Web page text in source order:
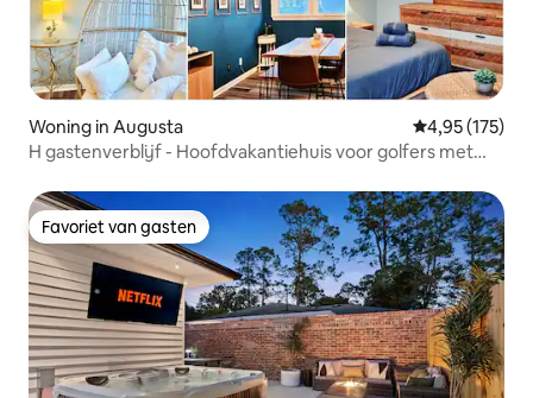
Woning in Augusta Gemiddelde
4,95 (175)
H gastenverblijf - Hoofdvakantiehuis voor golfers met
Favoriet van gasten
Favoriet van gasten